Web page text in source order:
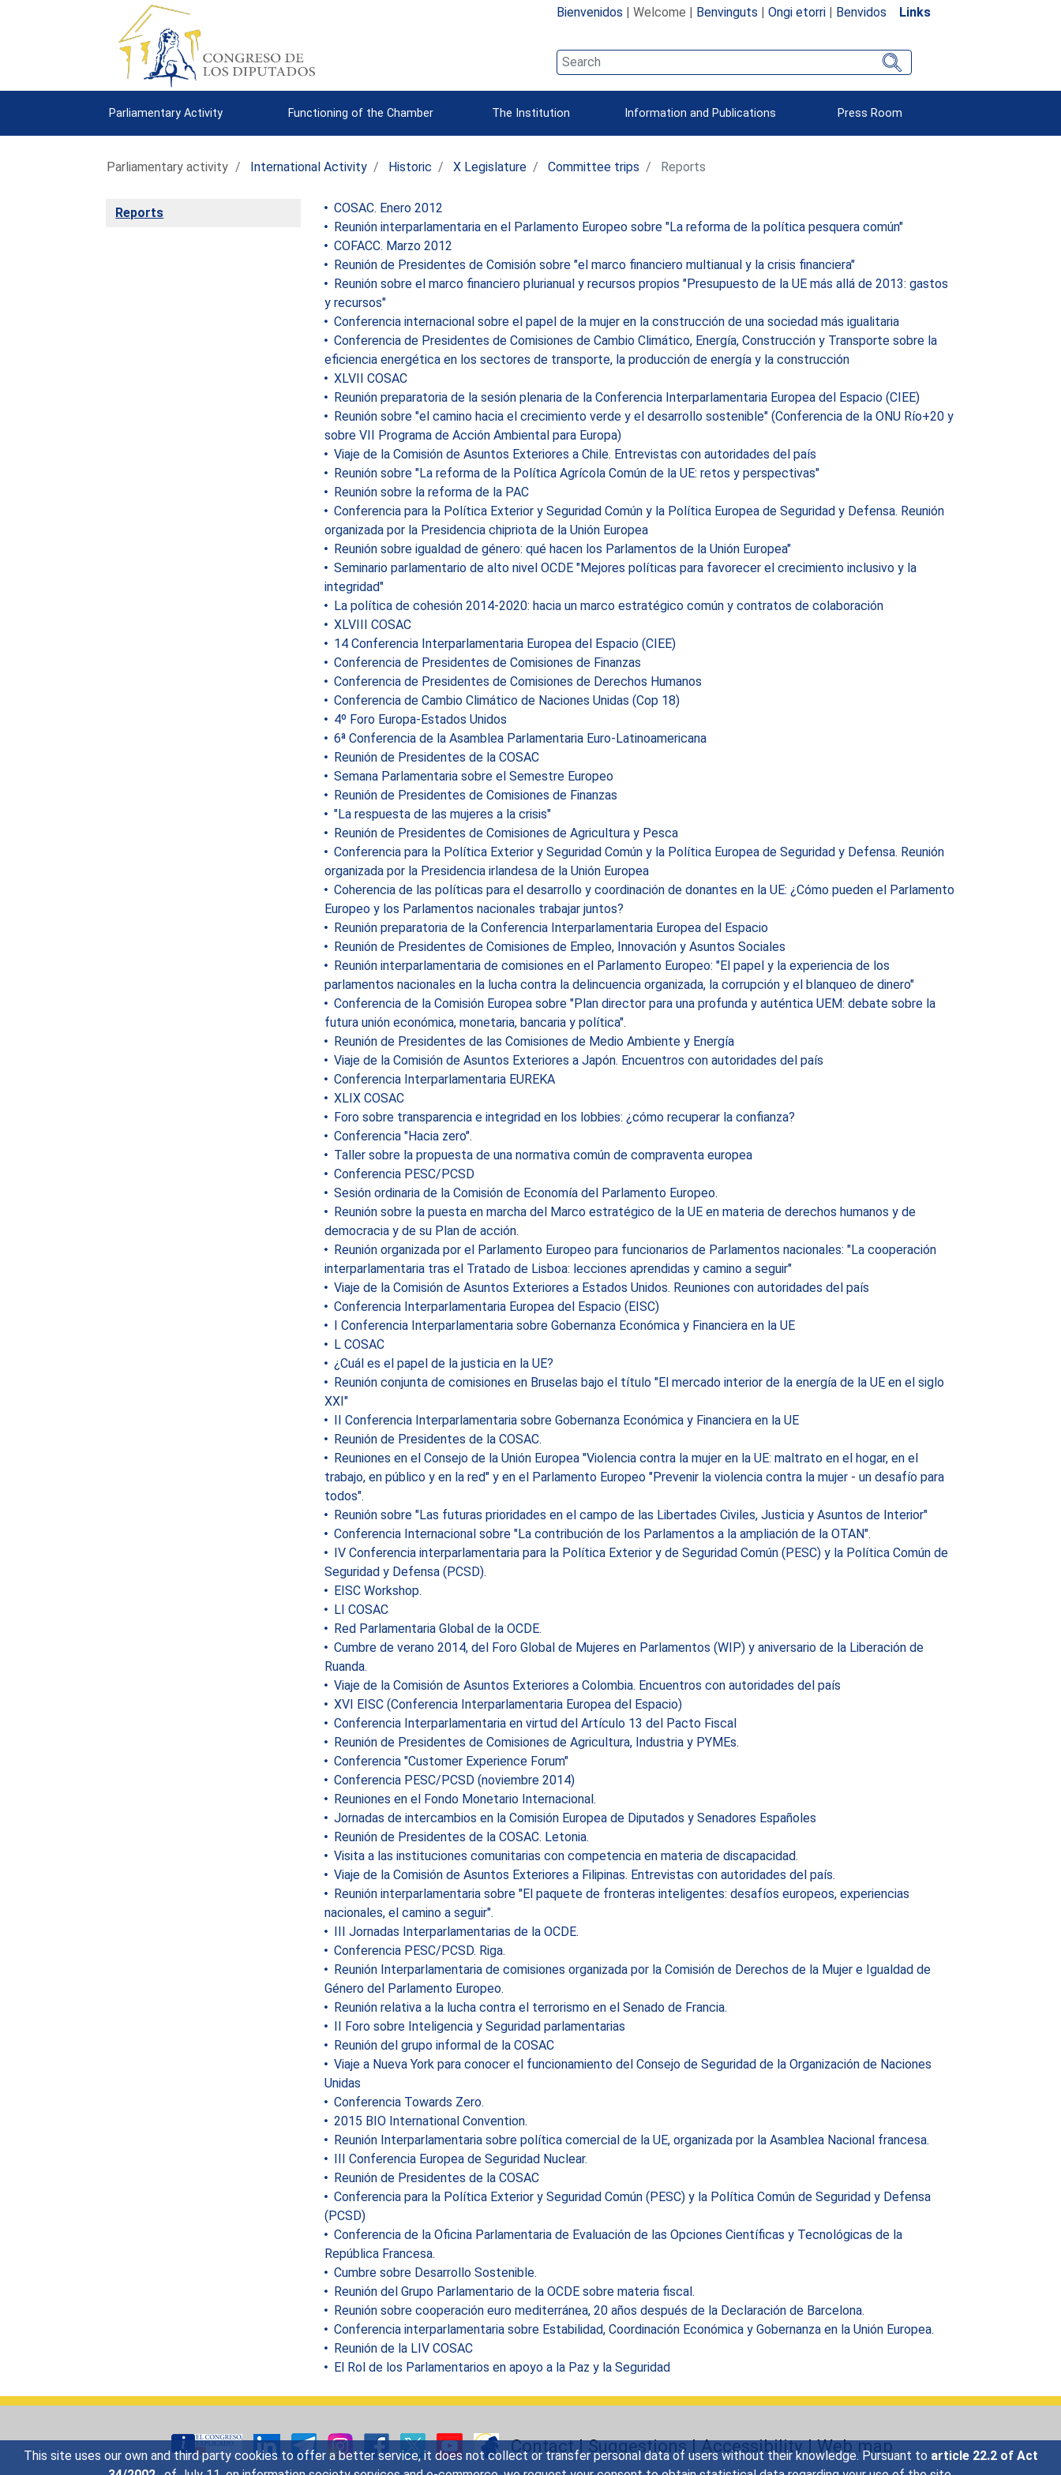
This site uses our own and third party cookies to offer a better service, it does not collect or transfer personal data of users without their knowledge. Pursuant to article 22.2 of Act
Bienvenidos | Welcome | Benvinguts | Ongi etorri| Benvidos Links
Parliamentary Activity Functioning of the Chamber The Institution Information and Publications Press Room
Parliamentary activity International Activity Historic X Legislature Committee trips Reports
Reports
COSAC. Enero 2012
Reunión interparlamentaria en el Parlamento Europeo sobre "La reforma de la política pesquera común"
COFACC. Marzo 2012
Reunión de Presidentes de Comisión sobre "el marco financiero multianual y la crisis financiera"
Reunión sobre el marco financiero plurianual y recursos propios "Presupuesto de la UE más allá de 2013: gastos
y recursos"
Conferencia internacional sobre el papel de la mujer en la construcción de una sociedad más igualitaria
Conferencia de Presidentes de Comisiones de Cambio Climático, Energía, Construcción y Transporte sobre la
eficiencia energética en los sectores de transporte, la producción de energía y la construcción
XLVII COSAC
Reunión preparatoria de la sesión plenaria de la Conferencia Interparlamentaria Europea del Espacio (CIEE)
Reunión sobre "el camino hacia el crecimiento verde y el desarrollo sostenible" (Conferencia de la ONU Río+20 y
sobre VII Programa de Acción Ambiental para Europa)
Viaje de la Comisión de Asuntos Exteriores a Chile. Entrevistas con autoridades del país
Reunión sobre "La reforma de la Política Agrícola Común de la UE: retos y perspectivas"
Reunión sobre la reforma de la PAC
Conferencia para la Política Exterior y Seguridad Común y la Política Europea de Seguridad y Defensa. Reunión
organizada por la Presidencia chipriota de la Unión Europea
Reunión sobre igualdad de género: qué hacen los Parlamentos de la Unión Europea"
Seminario parlamentario de alto nivel OCDE "Mejores políticas para favorecer el crecimiento inclusivo y la
integridad"
La política de cohesión 2014-2020: hacia un marco estratégico común y contratos de colaboración
XLVIII COSAC
14 Conferencia Interparlamentaria Europea del Espacio (CIEE)
Conferencia de Presidentes de Comisiones de Finanzas
Conferencia de Presidentes de Comisiones de Derechos Humanos
Conferencia de Cambio Climático de Naciones Unidas (Cop 18)
4º Foro Europa-Estados Unidos
6ª Conferencia de la Asamblea Parlamentaria Euro-Latinoamericana
Reunión de Presidentes de la COSAC
Semana Parlamentaria sobre el Semestre Europeo
Reunión de Presidentes de Comisiones de Finanzas
"La respuesta de las mujeres a la crisis"
Reunión de Presidentes de Comisiones de Agricultura y Pesca
Conferencia para la Política Exterior y Seguridad Común y la Política Europea de Seguridad y Defensa. Reunión
organizada por la Presidencia irlandesa de la Unión Europea
Coherencia de las políticas para el desarrollo y coordinación de donantes en la UE: ¿Cómo pueden el Parlamento
Europeo y los Parlamentos nacionales trabajar juntos?
Reunión preparatoria de la Conferencia Interparlamentaria Europea del Espacio
Reunión de Presidentes de Comisiones de Empleo, Innovación y Asuntos Sociales
Reunión interparlamentaria de comisiones en el Parlamento Europeo: "El papel y la experiencia de los
parlamentos nacionales en la lucha contra la delincuencia organizada, la corrupción y el blanqueo de dinero"
Conferencia de la Comisión Europea sobre "Plan director para una profunda y auténtica UEM: debate sobre la
futura unión económica, monetaria, bancaria y política".
Reunión de Presidentes de las Comisiones de Medio Ambiente y Energía
Viaje de la Comisión de Asuntos Exteriores a Japón. Encuentros con autoridades del país
Conferencia Interparlamentaria EUREKA
XLIX COSAC
Foro sobre transparencia e integridad en los lobbies: ¿cómo recuperar la confianza?
Conferencia "Hacia zero".
Taller sobre la propuesta de una normativa común de compraventa europea
Conferencia PESC/PCSD
Sesión ordinaria de la Comisión de Economía del Parlamento Europeo.
Reunión sobre la puesta en marcha del Marco estratégico de la UE en materia de derechos humanos y de
democracia y de su Plan de acción.
Reunión organizada por el Parlamento Europeo para funcionarios de Parlamentos nacionales: "La cooperación
interparlamentaria tras el Tratado de Lisboa: lecciones aprendidas y camino a seguir"
Viaje de la Comisión de Asuntos Exteriores a Estados Unidos. Reuniones con autoridades del país
Conferencia Interparlamentaria Europea del Espacio (EISC)
I Conferencia Interparlamentaria sobre Gobernanza Económica y Financiera en la UE
L COSAC
¿Cuál es el papel de la justicia en la UE?
Reunión conjunta de comisiones en Bruselas bajo el título "El mercado interior de la energía de la UE en el siglo
XXI"
II Conferencia Interparlamentaria sobre Gobernanza Económica y Financiera en la UE
Reunión de Presidentes de la COSAC.
Reuniones en el Consejo de la Unión Europea "Violencia contra la mujer en la UE: maltrato en el hogar, en el
trabajo, en público y en la red" y en el Parlamento Europeo "Prevenir la violencia contra la mujer - un desafío para
todos".
Reunión sobre "Las futuras prioridades en el campo de las Libertades Civiles, Justicia y Asuntos de Interior"
Conferencia Internacional sobre "La contribución de los Parlamentos a la ampliación de la OTAN".
IV Conferencia interparlamentaria para la Política Exterior y de Seguridad Común (PESC) y la Política Común de
Seguridad y Defensa (PCSD).
EISC Workshop.
LI COSAC
Red Parlamentaria Global de la OCDE.
Cumbre de verano 2014, del Foro Global de Mujeres en Parlamentos (WIP) y aniversario de la Liberación de
Ruanda.
Viaje de la Comisión de Asuntos Exteriores a Colombia. Encuentros con autoridades del país
XVI EISC (Conferencia Interparlamentaria Europea del Espacio)
Conferencia Interparlamentaria en virtud del Artículo 13 del Pacto Fiscal
Reunión de Presidentes de Comisiones de Agricultura, Industria y PYMEs.
Conferencia "Customer Experience Forum"
Conferencia PESC/PCSD (noviembre 2014)
Reuniones en el Fondo Monetario Internacional.
Jornadas de intercambios en la Comisión Europea de Diputados y Senadores Españoles
Reunión de Presidentes de la COSAC. Letonia.
Visita a las instituciones comunitarias con competencia en materia de discapacidad.
Viaje de la Comisión de Asuntos Exteriores a Filipinas. Entrevistas con autoridades del país.
Reunión interparlamentaria sobre "El paquete de fronteras inteligentes: desafíos europeos, experiencias
nacionales, el camino a seguir".
III Jornadas Interparlamentarias de la OCDE.
Conferencia PESC/PCSD. Riga.
Reunión Interparlamentaria de comisiones organizada por la Comisión de Derechos de la Mujer e Igualdad de
Género del Parlamento Europeo.
Reunión relativa a la lucha contra el terrorismo en el Senado de Francia.
II Foro sobre Inteligencia y Seguridad parlamentarias
Reunión del grupo informal de la COSAC
Viaje a Nueva York para conocer el funcionamiento del Consejo de Seguridad de la Organización de Naciones
Unidas
Conferencia Towards Zero.
2015 BIO International Convention.
Reunión Interparlamentaria sobre política comercial de la UE, organizada por la Asamblea Nacional francesa.
III Conferencia Europea de Seguridad Nuclear.
Reunión de Presidentes de la COSAC
Conferencia para la Política Exterior y Seguridad Común (PESC) y la Política Común de Seguridad y Defensa
(PCSD)
Conferencia de la Oficina Parlamentaria de Evaluación de las Opciones Científicas y Tecnológicas de la
República Francesa.
Cumbre sobre Desarrollo Sostenible.
Reunión del Grupo Parlamentario de la OCDE sobre materia fiscal.
Reunión sobre cooperación euro mediterránea, 20 años después de la Declaración de Barcelona.
Conferencia interparlamentaria sobre Estabilidad, Coordinación Económica y Gobernanza en la Unión Europea.
Reunión de la LIV COSAC
El Rol de los Parlamentarios en apoyo a la Paz y la Seguridad
Contact|Suggestions|Accessibility|Web map